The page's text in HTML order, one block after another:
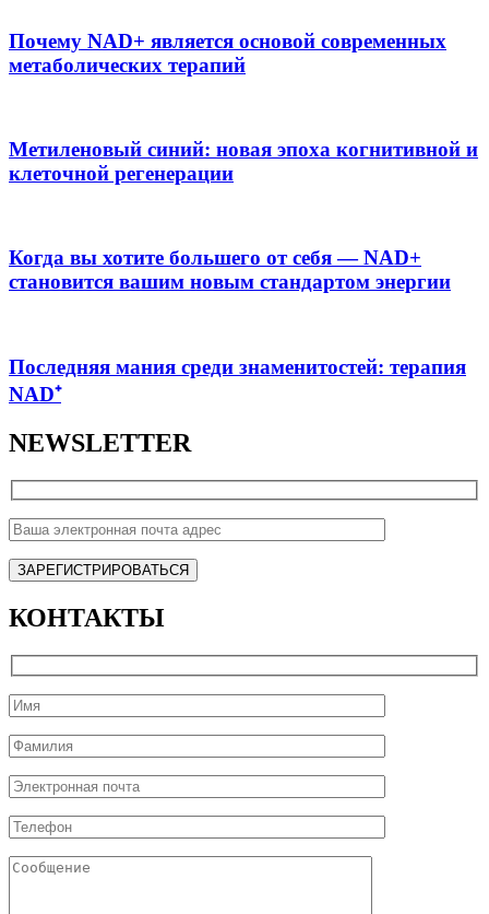
Почему NAD+ является основой современных
метаболических терапий
Метиленовый синий: новая эпоха когнитивной и
клеточной регенерации
Когда вы хотите большего от себя — NAD+
становится вашим новым стандартом энергии
Последняя мания среди знаменитостей: терапия
NAD⁺
NEWSLETTER
КОНТАКТЫ